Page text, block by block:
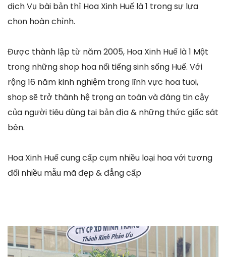
dịch Vụ bài bản thì Hoa Xinh Huế là 1 trong sự lựa
chọn hoàn chỉnh.
Được thành lập từ năm 2005, Hoa Xinh Huế là 1 Một
trong những shop hoa nổi tiếng sinh sống Huế. Với
rộng 16 năm kinh nghiệm trong lĩnh vực hoa tuoi,
shop sẽ trở thành hệ trọng an toàn và đáng tin cậy
của người tiêu dùng tại bản địa & những thức giấc sát
bên.
Hoa Xinh Huế cung cấp cụm nhiều loại hoa với tương
đối nhiều mẫu mã đẹp & đẳng cấp